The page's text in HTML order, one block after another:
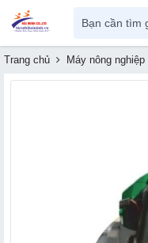
Trang chủ Máy nông nghiệp